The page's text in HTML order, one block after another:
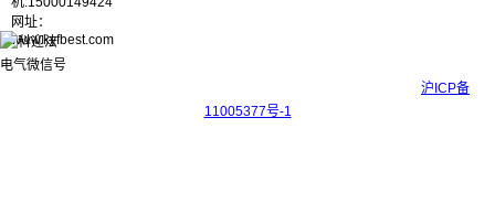
网址：
www.kyfbest.com
沪ICP备
11005377号-1